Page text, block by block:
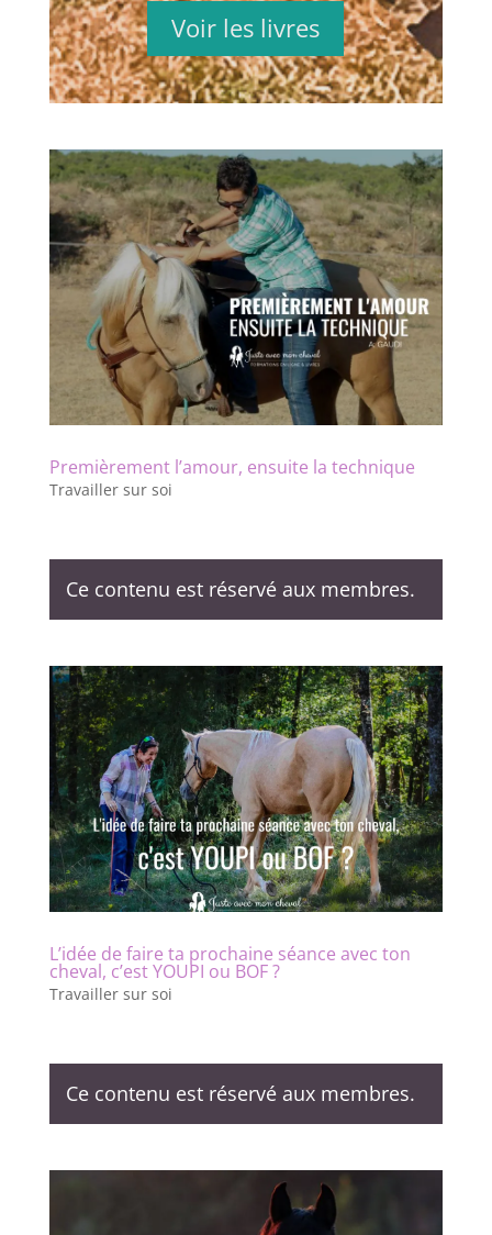
Voir les livres
Premièrement l’amour, ensuite la technique
Travailler sur soi
Ce contenu est réservé aux membres.
L’idée de faire ta prochaine séance avec ton
cheval, c’est YOUPI ou BOF ?
Travailler sur soi
Ce contenu est réservé aux membres.